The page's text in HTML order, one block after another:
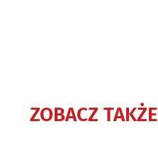
ZOBACZ TAKŻE